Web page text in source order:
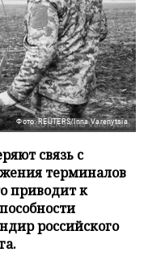
Фото: REUTERS/Inna Varenytsia
связь с
терминалов
приводит к
российского